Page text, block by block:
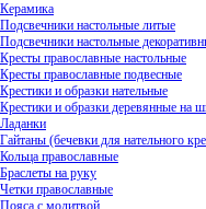
Керамика
Подсвечники настольные литые
Подсвечники настольные
Кресты православные настольные
Кресты православные подвесные
Крестики и образки нательные
Крестики и образки деревянные на
Ладанки
Гайтаны (бечевки для нательного
Кольца православные
Браслеты на руку
Четки православные
Пояса с молитвой